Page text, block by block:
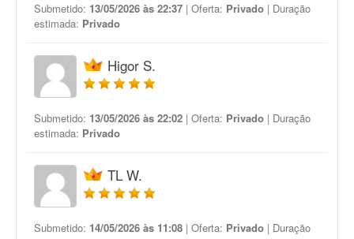
Submetido: 13/05/2026 às 22:37 | Oferta: Privado | Duração
estimada: Privado
Higor S.
Submetido: 13/05/2026 às 22:02 | Oferta: Privado | Duração
estimada: Privado
TL W.
Submetido: 14/05/2026 às 11:08 | Oferta: Privado | Duração